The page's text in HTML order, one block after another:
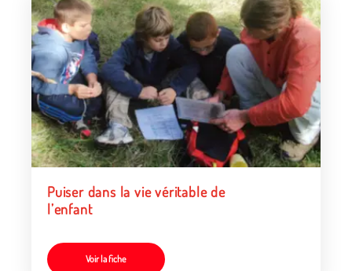
Puiser dans la vie véritable de
l’enfant
Voir la fiche